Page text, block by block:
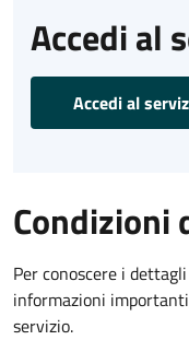
Accedi al
Accedi al
Condizioni
Per conoscere i
informazioni
servizio.